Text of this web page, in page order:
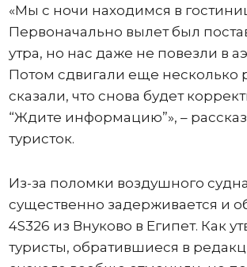
«Мы с ночи находимся в
Первоначально вылет был
утра, но нас даже не повезли в
Потом сдвигали еще несколько
сказали, что снова будет
“Ждите информацию”», –
туристок.
Из-за поломки воздушного судна
существенно задерживается и
4S326 из Внуково в Египет. Как
туристы, обратившиеся в